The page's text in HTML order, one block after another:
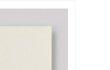
3,43 €